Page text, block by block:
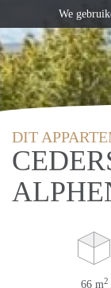
DIT
66 m2
We